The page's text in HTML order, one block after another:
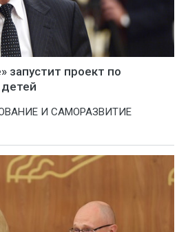
запустит проект по
И САМОРАЗВИТИЕ